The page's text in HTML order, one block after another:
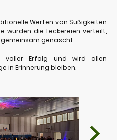
Werfen von Süßigkeiten
wurden die Leckereien verteilt,
genascht.
voller Erfolg und wird allen
in Erinnerung bleiben.